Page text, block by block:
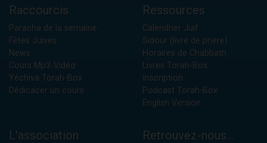
Raccourcis
Paracha de la semaine
Fêtes Juives
News
Cours Mp3-Vidéo
Yéchiva Torah-Box
Dédicacer un cours
Ressources
Calendrier Juif
Sidour (livre de prière)
Horaires de Chabbath
Livres Torah-Box
Inscription
Podcast Torah-Box
English Version
L'association Retrouvez-nous...